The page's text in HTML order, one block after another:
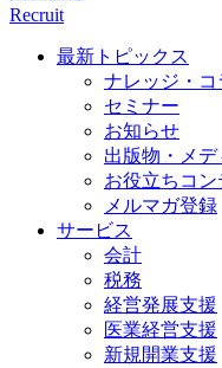
Recruit
最新トピックス
ナレッジ・コ
セミナー
お知らせ
出版物・メデ
お役立ちコン
メルマガ登録
サービス
会計
税務
経営発展支援
医業経営支援
新規開業支援